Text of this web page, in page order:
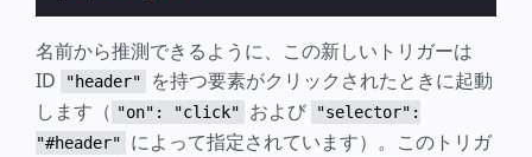
名前から推測できるように、この新しいトリガーは
ID
"header"
を持つ要素がクリックされたときに起動
します（ "on": "click" および
"selector":
"#header"
によって指定されています）。このトリガ